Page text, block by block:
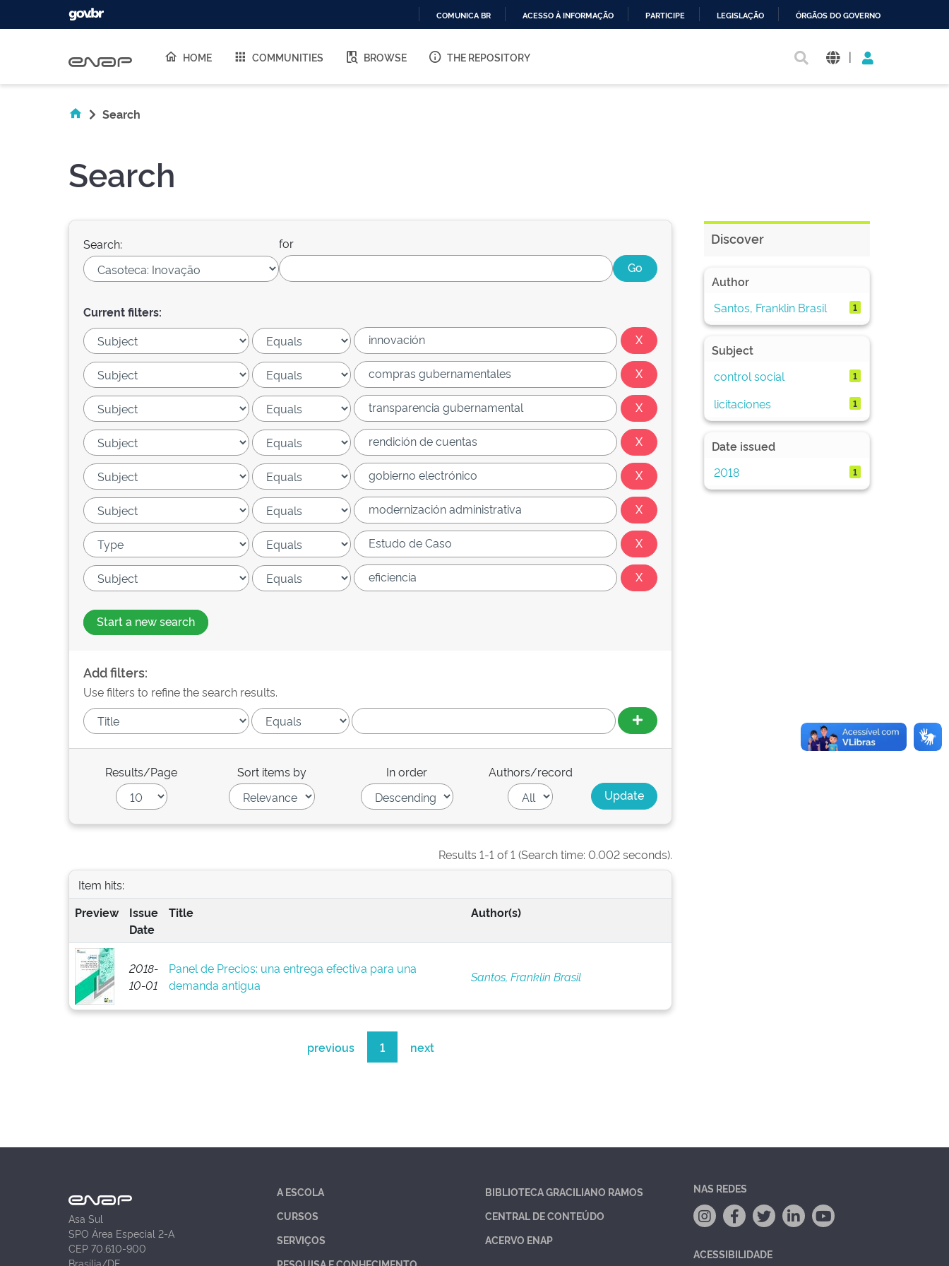
O
COMUNICA BR ACESSO À INFORMAÇÃO PARTICIPE LEGISLAÇÃO ÓRGÃOS DO GOVERNO
HOME COMMUNITIES BROWSE THE REPOSITORY |
Search
Search
Search: for
Current filters:
Start a new search
Add filters:
Use filters to refine the search results.
Results/Page Sort items by In order Authors/record
Results 1-1 of 1 (Search time: 0.002 seconds).
Item hits:
Preview
Issue
Date
Title Author(s)
2018-
10-01
Panel de Precios: una entrega efectiva para una
demanda antigua
Santos, Franklin Brasil
previous 1 next
Discover
Author
Santos, Franklin Brasil
1
Subject
control social
1
licitaciones 1
Date issued
2018
1
Asa Sul
SPO Área Especial 2-A
CEP 70.610-900
Brasília/DF
A ESCOLA
CURSOS
SERVIÇOS
BIBLIOTECA GRACILIANO RAMOS
CENTRAL DE CONTEÚDO
ACERVO ENAP
NAS REDES
ACESSIBILIDADE